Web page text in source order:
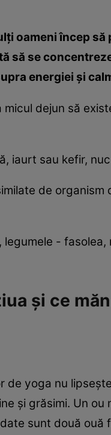
oameni încep
să se
energiei şi
micul dejun să
iaurt sau kefir,
de
-
şi ce
de yoga nu
şi grăsimi. Un
sunt două